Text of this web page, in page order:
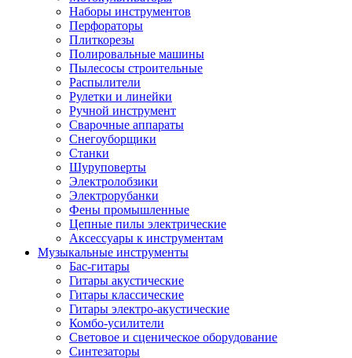
Наборы инструментов
Перфораторы
Плиткорезы
Полировальные машины
Пылесосы строительные
Распылители
Рулетки и линейки
Ручной инструмент
Сварочные аппараты
Снегоуборщики
Станки
Шуруповерты
Электролобзики
Электрорубанки
Фены промышленные
Цепные пилы электрические
Аксессуары к инструментам
Музыкальные инструменты
Бас-гитары
Гитары акустические
Гитары классические
Гитары электро-акустические
Комбо-усилители
Световое и сценическое оборудование
Синтезаторы